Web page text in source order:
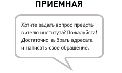
ПРИЕМНАЯ